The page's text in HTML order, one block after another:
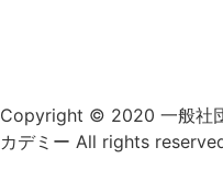
Copyright © 2020 一般社
カデミー All rights